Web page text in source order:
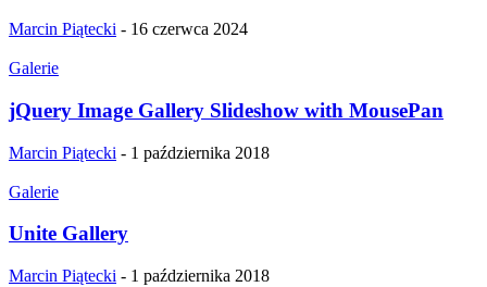
Marcin Piątecki - 16 czerwca 2024
Galerie
jQuery Image Gallery Slideshow with MousePan
Marcin Piątecki - 1 października 2018
Galerie
Unite Gallery
Marcin Piątecki - 1 października 2018